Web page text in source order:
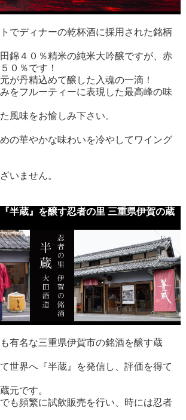
でディナーの乾杯酒に採用された銘柄
錦４０％精米の純米大吟醸ですが、赤
０％です！
が丹精込めて醸した入魂の一滴！
をフルーティーに表現した最高峰の味
風味をお愉しみ下さい。
の華やかな味わいを冷やしてワイング
いません。
蔵』を醸す忍者の里 三重県伊賀の蔵
有名な三重県伊賀市の銘酒を醸す蔵
世界へ『半蔵』を発信し、評価を得て
元です。
も頻繁に試飲販売を行い、時には忍者